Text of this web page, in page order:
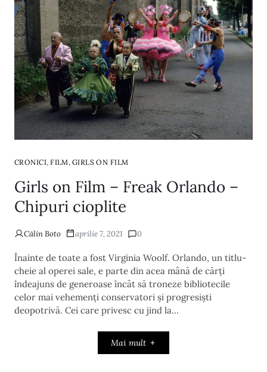
CRONICI,FILM , GIRLS ON FILM
Girls on Film – Freak Orlando –
Chipuri cioplite
Călin Boto aprilie 7, 2021 0
Înainte de toate a fost Virginia Woolf. Orlando, un titlu-
cheie al operei sale, e parte din acea mână de cărți
îndeajuns de generoase încât să troneze bibliotecile
celor mai vehemenți conservatori și progresiști
deopotrivă. Cei care privesc cu jind la…
Mai mult